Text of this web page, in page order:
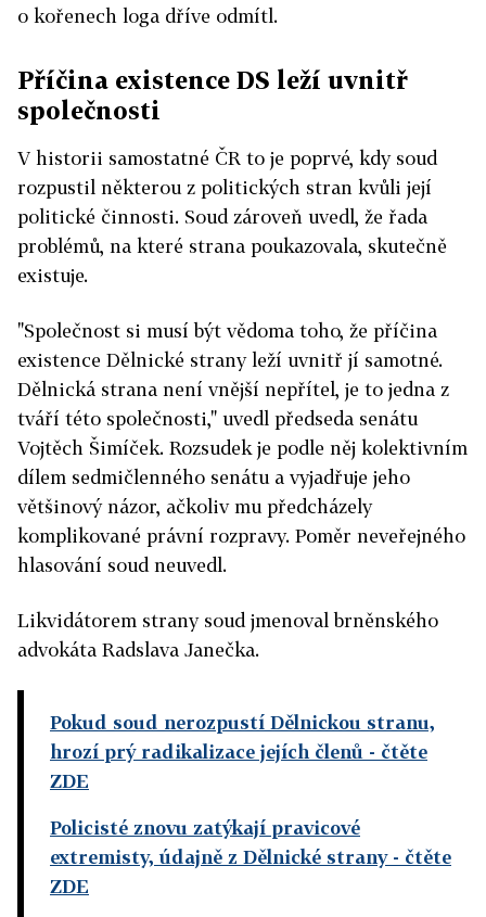
o kořenech loga dříve odmítl.
Příčina existence DS leží uvnitř
společnosti
V historii samostatné ČR to je poprvé, kdy soud
rozpustil některou z politických stran kvůli její
politické činnosti. Soud zároveň uvedl, že řada
problémů, na které strana poukazovala, skutečně
existuje.
"Společnost si musí být vědoma toho, že příčina
existence Dělnické strany leží uvnitř jí samotné.
Dělnická strana není vnější nepřítel, je to jedna z
tváří této společnosti," uvedl předseda senátu
Vojtěch Šimíček. Rozsudek je podle něj kolektivním
dílem sedmičlenného senátu a vyjadřuje jeho
většinový názor, ačkoliv mu předcházely
komplikované právní rozpravy. Poměr neveřejného
hlasování soud neuvedl.
Likvidátorem strany soud jmenoval brněnského
advokáta Radslava Janečka.
Pokud soud nerozpustí Dělnickou stranu,
hrozí prý radikalizace jejích členů - čtěte
ZDE
Policisté znovu zatýkají pravicové
extremisty, údajně z Dělnické strany- čtěte
ZDE